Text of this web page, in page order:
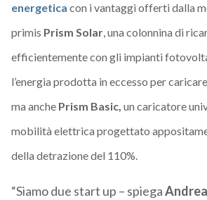
energetica con i vantaggi offerti dalla
primis Prism Solar, una colonnina di
efficientemente con gli impianti
l’energia prodotta in eccesso per
ma anche Prism Basic, un caricatore
mobilità elettrica progettato
della detrazione del 110%.
“Siamo due start up – spiega